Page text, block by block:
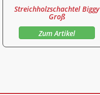
Streichholzschachtel Biggy
Groß
Zum Artikel